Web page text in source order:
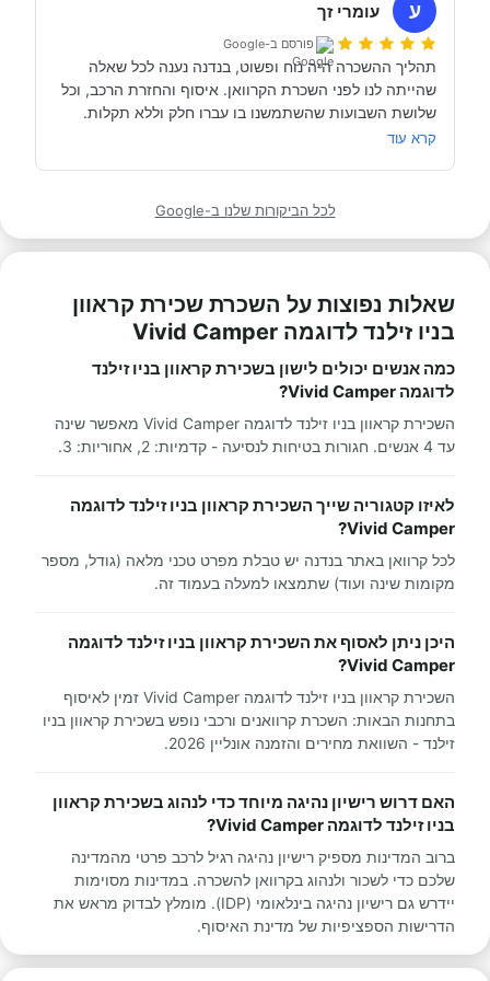
תודה אבי!
ע עומרי זך
פורסם ב-Google
מאוד מומלץ לכל מי שרוצה לעשות חופשה בקרוואן.
קרא עוד
לכל הביקורות שלנו ב-Google
שאלות נפוצות על השכרת שכירת קראוון
בניו זילנד לדוגמה Vivid Camper
כמה אנשים יכולים לישון בשכירת קראוון בניו זילנד
לדוגמה Vivid Camper?
השכירת קראוון בניו זילנד לדוגמה Vivid Camper מאפשר שינה
עד 4 אנשים. חגורות בטיחות לנסיעה - קדמיות: 2, אחוריות: 3.
לאיזו קטגוריה שייך השכירת קראוון בניו זילנד לדוגמה
Vivid Camper?
לכל קרוואן באתר בנדנה יש טבלת מפרט טכני מלאה (גודל, מספר
מקומות שינה ועוד) שתמצאו למעלה בעמוד זה.
היכן ניתן לאסוף את השכירת קראוון בניו זילנד לדוגמה
Vivid Camper?
השכירת קראוון בניו זילנד לדוגמה Vivid Camper זמין לאיסוף
בתחנות הבאות: השכרת קרוואנים ורכבי נופש בשכירת קראוון בניו
זילנד - השוואת מחירים והזמנה אונליין 2026.
האם דרוש רישיון נהיגה מיוחד כדי לנהוג בשכירת קראוון
בניו זילנד לדוגמה Vivid Camper?
ברוב המדינות מספיק רישיון נהיגה רגיל לרכב פרטי מהמדינה
שלכם כדי לשכור ולנהוג בקרוואן להשכרה. במדינות מסוימות
יידרש גם רישיון נהיגה בינלאומי (IDP). מומלץ לבדוק מראש את
הדרישות הספציפיות של מדינת האיסוף.